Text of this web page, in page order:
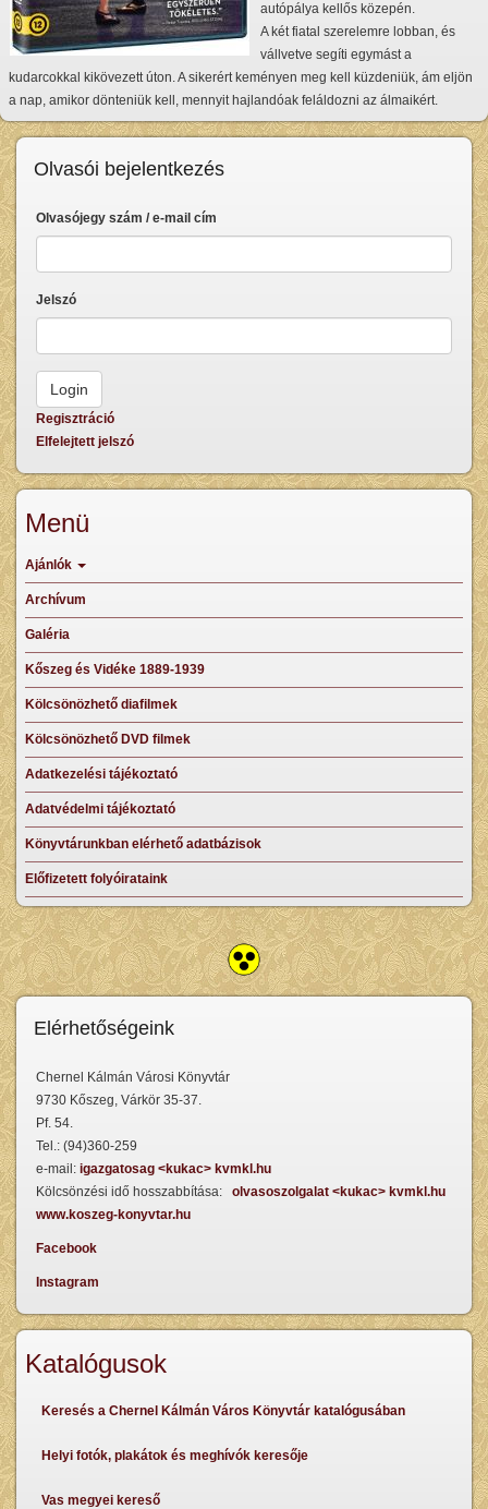
autópálya kellős közepén.
A két fiatal szerelemre lobban, és
vállvetve segíti egymást a
kudarcokkal kikövezett úton. A sikerért keményen meg kell küzdeniük, ám eljön
a nap, amikor dönteniük kell, mennyit hajlandóak feláldozni az álmaikért.
Olvasói bejelentkezés
Olvasójegy szám / e-mail cím
Jelszó
Regisztráció
Elfelejtett jelszó
Menü
Ajánlók
Archívum
Galéria
Kőszeg és Vidéke 1889-1939
Kölcsönözhető diafilmek
Kölcsönözhető DVD filmek
Adatkezelési tájékoztató
Adatvédelmi tájékoztató
Könyvtárunkban elérhető adatbázisok
Előfizetett folyóirataink
Elérhetőségeink
Chernel Kálmán Városi Könyvtár
9730 Kőszeg, Várkör 35-37.
Pf. 54.
Tel.: (94)360-259
e-mail: igazgatosag <kukac> kvmkl.hu
Kölcsönzési idő hosszabbítása: olvasoszolgalat <kukac> kvmkl.hu
www.koszeg-konyvtar.hu
Facebook
Instagram
Katalógusok
Keresés a Chernel Kálmán Város Könyvtár katalógusában
Helyi fotók, plakátok és meghívók keresője
Vas megyei kereső